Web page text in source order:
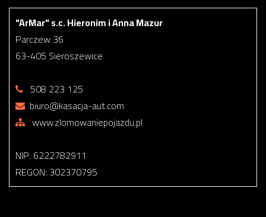
"ArMar" s.c. Hieronim i Anna Mazur
Parczew 36
63-405 Sieroszewice
508 223 125
biuro@kasacja-aut.com
www.zlomowaniepojazdu.pl
NIP: 6222782911
REGON: 302370795